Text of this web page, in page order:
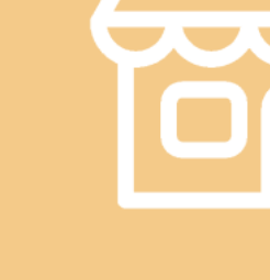
リラク Re.Ra.Ku 梅ヶ丘店
東京都世田谷区梅丘1-21-2 サンクレ
【梅ヶ丘/豪徳寺/世田谷代田】
平日11:00～21:00(最終受付20:30)